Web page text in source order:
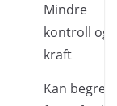
Mindre
kontroll og
kraft
Kan